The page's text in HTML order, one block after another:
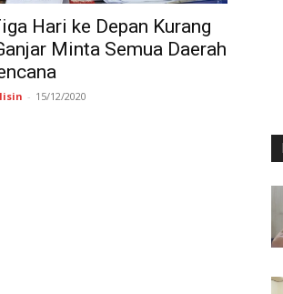
Hari ke Depan Kurang
Minta Semua Daerah
- 15/12/2020